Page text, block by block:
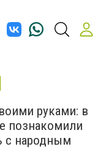
руками: в
познакомили
с народным